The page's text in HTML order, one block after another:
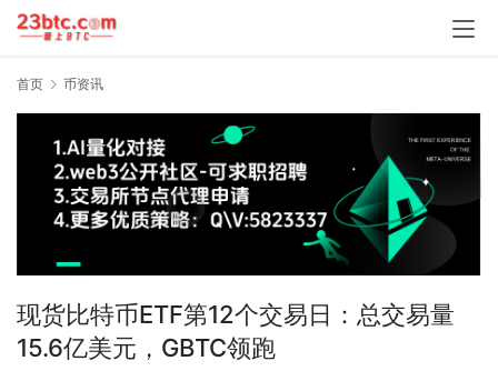
首页 币资讯
现货比特币ETF第12个交易日：总交易量
15.6亿美元，GBTC领跑